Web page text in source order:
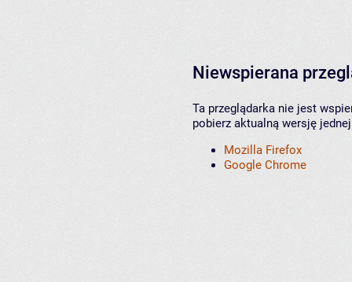
Niewspierana
Ta przeglądarka nie jest
pobierz aktualną wersję
Mozilla Firefox
Google Chrome